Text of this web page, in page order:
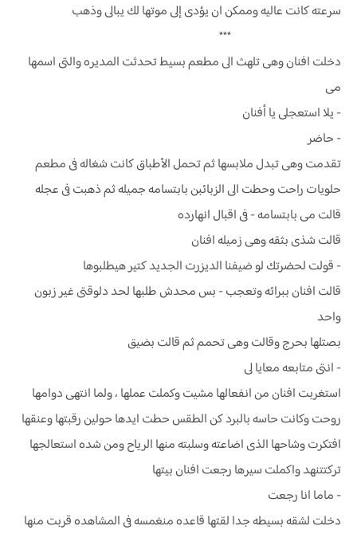
سرعته كانت عاليه وممكن ان يؤدى إلى موتها لك يبالى وذهب
***
دخلت افنان وهى تلهث الى مطعم بسيط تحدثت المديره والتى اسمها
مى
- يلا استعجلى يا أفنان
- حاضر
تقدمت وهى تبدل ملابسها ثم تحمل الأطباق كانت شغاله فى مطعم
حلويات راحت وحطت الى الزبائبن بابتسامه جميله ثم ذهبت فى عجله
قالت مى بابتسامه - فى اقبال انهارده
قالت شذى بثقه وهى زميله افنان
- قولت لحضرتك لو ضيفنا الديزرت الجديد كتير هيطلبوها
قالت افنان ببرائه وتعجب - بس محدش طلبها لحد دلوقتى غير زبون
واحد
بصتلها بحرج وقالت وهى تحمم ثم قالت بضيق
- انتى متابعه معايا لى
استغربت افنان من انفعالها مشيت وكملت عملها ، ولما انتهى دوامها
روحت وكانت حاسه بالبرد كن الطقس حطت ايدها حولين رقبتها وعنقها
افتكرت وشاحها الذى اضاعته وسلبته منها الرياح ومن شده استعالجها
تركتتنهد واكملت سيرها رجعت افنان بيتها
- ماما انا رجعت
دخلت لشقه بسيطه جدا لقتها قاعده منغمسه فى المشاهده قربت منها